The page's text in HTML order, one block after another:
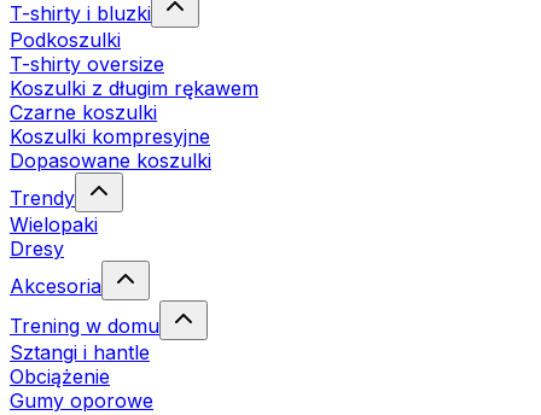
T-shirty i bluzki
Podkoszulki
T-shirty oversize
Koszulki z długim rękawem
Czarne koszulki
Koszulki kompresyjne
Dopasowane koszulki
Trendy
Wielopaki
Dresy
Akcesoria
Trening w domu
Sztangi i hantle
Obciążenie
Gumy oporowe